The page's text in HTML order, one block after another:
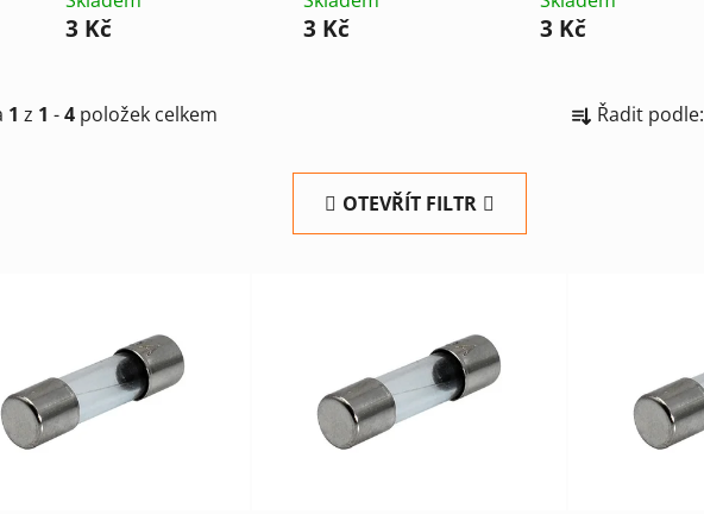
3 Kč 3 Kč 3 Kč
1 z 1 -4 položek celkem a Řadit podle:
OTEVŘÍT FILTR